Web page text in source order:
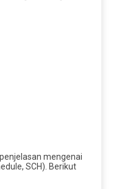
mengenai
SCH). Berikut